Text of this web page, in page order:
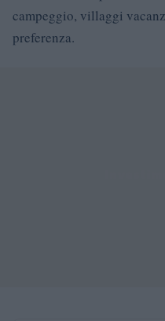
campeggio, villaggi
preferenza.